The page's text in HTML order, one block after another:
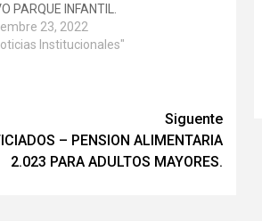
PARQUE INFANTIL.
23, 2022
Institucionales"
Siguente
– PENSION ALIMENTARIA
2.023 PARA ADULTOS MAYORES.